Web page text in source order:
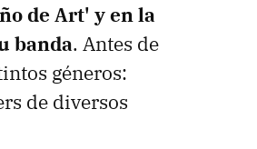
de Art' y en la
banda. Antes de
géneros:
de diversos